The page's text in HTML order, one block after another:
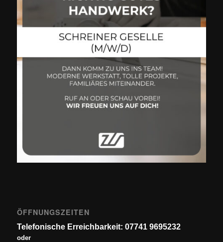
ÖFFNUNGSZEITEN
Telefonische Erreichbarkeit: 07741 9695232
oder